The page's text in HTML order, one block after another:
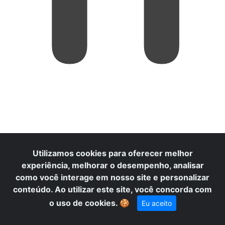
Utilizamos cookies para oferecer melhor
experiência, melhorar o desempenho, analisar
como você interage em nosso site e personalizar
conteúdo. Ao utilizar este site, você concorda com
o uso de cookies. 🍪 Eu aceito